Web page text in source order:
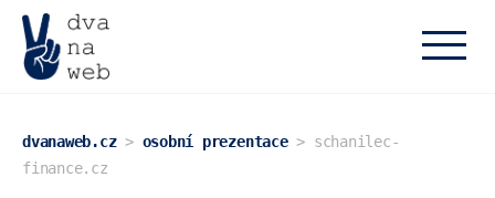
dvanaweb.cz> osobní prezentace> schanilec-
finance.cz